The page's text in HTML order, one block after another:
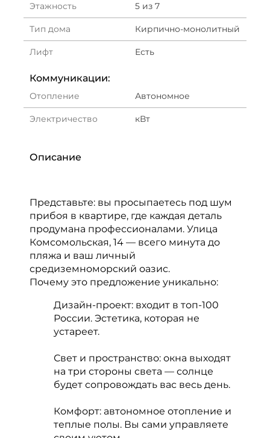
Этажность 5 из 7
Тип дома Кирпично-монолитный
Лифт Есть
Коммуникации:
Отопление Автономное
Электричество кВт
Описание
Представьте: вы просыпаетесь под шум
прибоя в квартире, где каждая деталь
продумана профессионалами. Улица
Комсомольская, 14 — всего минута до
пляжа и ваш личный
средиземноморский оазис.
Почему это предложение уникально:
Дизайн-проект: входит в топ-100
России. Эстетика, которая не
устареет.
Свет и пространство: окна выходят
на три стороны света — солнце
будет сопровождать вас весь день.
Комфорт: автономное отопление и
теплые полы. Вы сами управляете